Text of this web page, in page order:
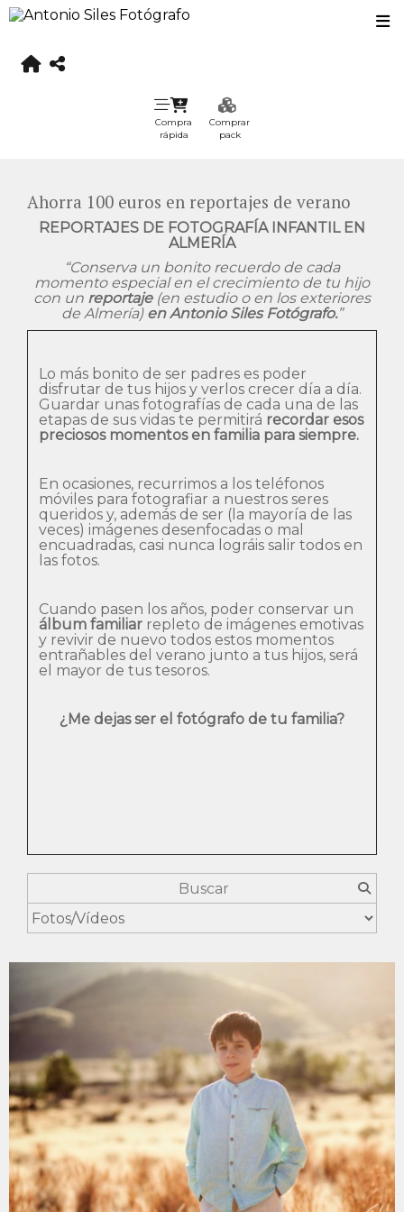
Compra
rápida
Comprar
pack
Ahorra 100 euros en reportajes de verano
REPORTAJES DE FOTOGRAFÍA INFANTIL EN
ALMERÍA
“Conserva un bonito recuerdo de cada
momento especial en el crecimiento de tu hijo
con un reportaje (en estudio o en los exteriores
de Almería)en Antonio Siles Fotógrafo.”
Lo más bonito de ser padres es poder
disfrutar de tus hijos y verlos crecer día a día.
Guardar unas fotografías de cada una de las
etapas de sus vidas te permitirá recordar esos
preciosos momentos en familia para siempre.
En ocasiones, recurrimos a los teléfonos
móviles para fotografiar a nuestros seres
queridos y, además de ser (la mayoría de las
veces) imágenes desenfocadas o mal
encuadradas, casi nunca lográis salir todos en
las fotos.
Cuando pasen los años, poder conservar un
álbum familiar repleto de imágenes emotivas
y revivir de nuevo todos estos momentos
entrañables del verano junto a tus hijos, será
el mayor de tus tesoros.
¿Me dejas ser el fotógrafo de tu familia?